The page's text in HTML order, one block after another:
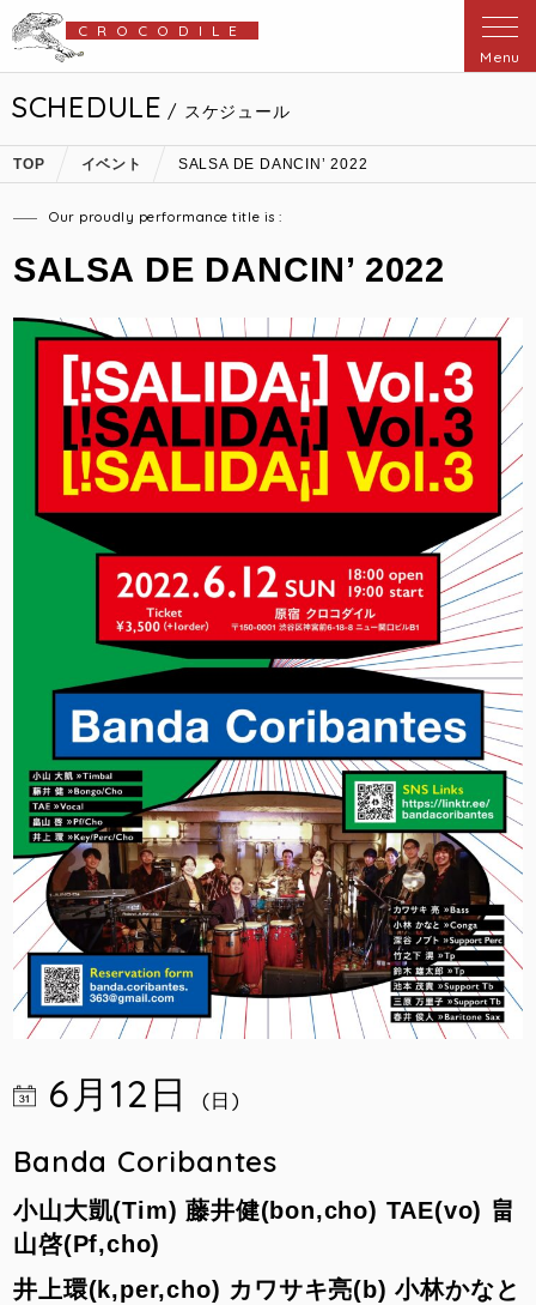
CROCODILE
Menu
SCHEDULE / スケジュール
TOP イベント SALSA DE DANCIN’ 2022
Our proudly performance title is :
SALSA DE DANCIN’ 2022
6月12日 (日)
Banda Coribantes
小山大凱(Tim) 藤井健(bon,cho) TAE(vo) 畠
山啓(Pf,cho)
井上環(k,per,cho) カワサキ亮(b) 小林かなと